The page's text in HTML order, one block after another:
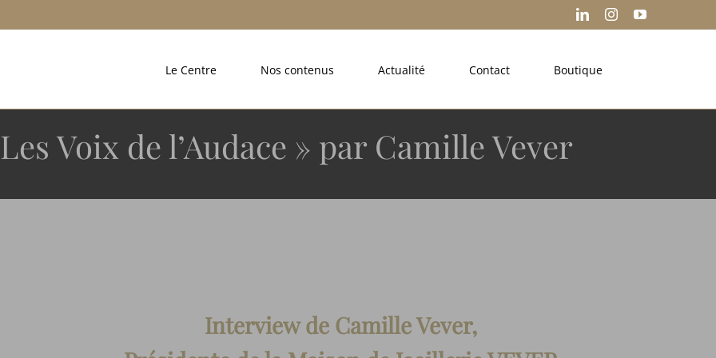
LinkedInInstagramYouTube
Le Centre Nos contenus Actualité Contact Boutique
Voix de l’Audace » par Camille Vever
Interview de Camille Vever,